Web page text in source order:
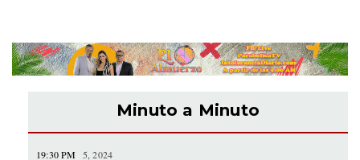
Minuto a Minuto
19:30 PM 5, 2024